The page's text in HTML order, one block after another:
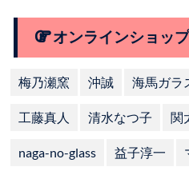
オンラインショッ
梅乃瀬窯 沖誠 海馬ガラ
工藤真人 清水なつ子 関
naga-no-glass 益子淳一